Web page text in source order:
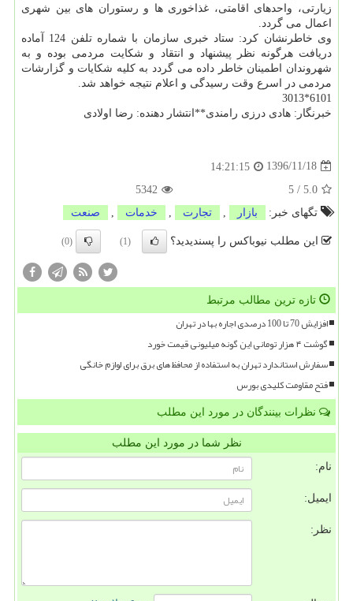
زیارتی، واحدهای اقامتی، غذاخوری ها و رستوران های بین شهری
اعمال می گردد.
وی خاطرنشان كرد: ستاد خبری سازمان با شماره تلفن 124 آماده
دریافت هرگونه نظر پیشنهاد و انتقاد و شكایت مردمی بوده و به
شهروندان اطمینان خاطر داده می گردد به كلیه شكایات و گزارشات
مردمی در اسرع وقت رسیدگی و اعلام نتیجه خواهد شد.
6101*3013
خبرنگار: هادی درزی رامندی**انتشار دهنده: رضا اولادی
1396/11/18
14:21:15
5.0
/
5
5342
تگهای خبر:
بازار تجارت خدمات صنعت
این مطلب نیوباکس را پسندیدید؟ (1)
(0)
تازه ترین مطالب مرتبط
افزایش 70 تا 100 درصدی اجاره بها در تهران
گوشت ۴ هزار تومانی این گونه میلیونی قیمت خورد
سفارش استاندارد تهران به استفاده از محافظ های برق برای لوازم خانگی
فتح مقاومت کلیدی بورس
نظرات بینندگان در مورد این مطلب
نظر شما در مورد این مطلب
نام:
ایمیل:
نظر: